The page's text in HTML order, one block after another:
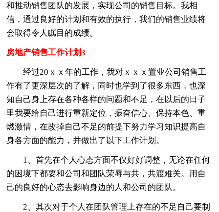
和推动销售团队的发展，实现公司的销售目标。我相
信，通过良好的计划和有效的执行，我们的销售业绩将
会取得令人瞩目的成绩。
房地产销售工作计划3
经过20ｘｘ年的工作，我对ｘｘｘ置业公司销售工
作有了更深层次的了解，同时也学到了很多东西，也深
知自己身上存在各种各样的问题和不足，在以后的日子
里我要给自己进行重新定位，振奋信心、保持本色、重
燃激情，在改掉自己不足的前提下努力学习知识提高自
身各方面的能力，并做出了以下工作计划。
1、首先在个人心态方面不仅好好调整，无论在任何
的困境下都要和公司和团队荣辱与共，共渡难关。用自
己的良好的心态去影响身边的人和公司的团队。
2、其次对于个人在团队管理上存在的不足自己要制